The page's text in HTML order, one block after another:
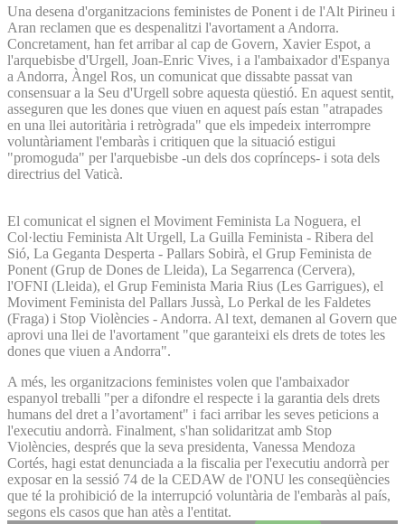
Una desena d'organitzacions feministes de Ponent i de l'Alt Pirineu i
Aran reclamen que es despenalitzi l'avortament a Andorra.
Concretament, han fet arribar al cap de Govern, Xavier Espot, a
l'arquebisbe d'Urgell, Joan-Enric Vives, i a l'ambaixador d'Espanya
a Andorra, Àngel Ros, un comunicat que dissabte passat van
consensuar a la Seu d'Urgell sobre aquesta qüestió. En aquest sentit,
asseguren que les dones que viuen en aquest país estan "atrapades
en una llei autoritària i retrògrada" que els impedeix interrompre
voluntàriament l'embaràs i critiquen que la situació estigui
"promoguda" per l'arquebisbe -un dels dos coprínceps- i sota dels
directrius del Vaticà.
El comunicat el signen el Moviment Feminista La Noguera, el
Col·lectiu Feminista Alt Urgell, La Guilla Feminista - Ribera del
Sió, La Geganta Desperta - Pallars Sobirà, el Grup Feminista de
Ponent (Grup de Dones de Lleida), La Segarrenca (Cervera),
l'OFNI (Lleida), el Grup Feminista Maria Rius (Les Garrigues), el
Moviment Feminista del Pallars Jussà, Lo Perkal de les Faldetes
(Fraga) i Stop Violències - Andorra. Al text, demanen al Govern que
aprovi una llei de l'avortament "que garanteixi els drets de totes les
dones que viuen a Andorra".
A més, les organitzacions feministes volen que l'ambaixador
espanyol treballi "per a difondre el respecte i la garantia dels drets
humans del dret a l’avortament" i faci arribar les seves peticions a
l'executiu andorrà. Finalment, s'han solidaritzat amb Stop
Violències, després que la seva presidenta, Vanessa Mendoza
Cortés, hagi estat denunciada a la fiscalia per l'executiu andorrà per
exposar en la sessió 74 de la CEDAW de l'ONU les conseqüències
que té la prohibició de la interrupció voluntària de l'embaràs al país,
segons els casos que han atès a l'entitat.